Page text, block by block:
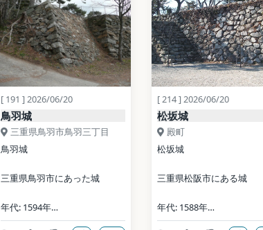
[ 191 ] 2026/06/20
鳥羽城
三重県鳥羽市鳥羽三丁目
鳥羽城
三重県鳥羽市にあった城
年代: 1594年
[ 214 ] 2026/06/20
松坂城
殿町
松坂城
三重県松阪市にある城
年代: 1588年